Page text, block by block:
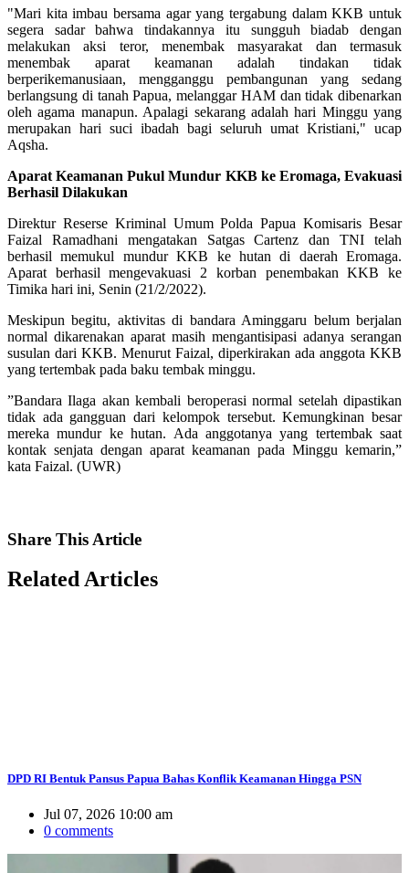
"Mari kita imbau bersama agar yang tergabung dalam KKB untuk
segera sadar bahwa tindakannya itu sungguh biadab dengan
melakukan aksi teror, menembak masyarakat dan termasuk
menembak aparat keamanan adalah tindakan tidak
berperikemanusiaan, mengganggu pembangunan yang sedang
berlangsung di tanah Papua, melanggar HAM dan tidak dibenarkan
oleh agama manapun. Apalagi sekarang adalah hari Minggu yang
merupakan hari suci ibadah bagi seluruh umat Kristiani," ucap
Aqsha.
Aparat Keamanan Pukul Mundur KKB ke Eromaga, Evakuasi
Berhasil Dilakukan
Direktur Reserse Kriminal Umum Polda Papua Komisaris Besar
Faizal Ramadhani mengatakan Satgas Cartenz dan TNI telah
berhasil memukul mundur KKB ke hutan di daerah Eromaga.
Aparat berhasil mengevakuasi 2 korban penembakan KKB ke
Timika hari ini, Senin (21/2/2022).
Meskipun begitu, aktivitas di bandara Aminggaru belum berjalan
normal dikarenakan aparat masih mengantisipasi adanya serangan
susulan dari KKB. Menurut Faizal, diperkirakan ada anggota KKB
yang tertembak pada baku tembak minggu.
”Bandara Ilaga akan kembali beroperasi normal setelah dipastikan
tidak ada gangguan dari kelompok tersebut. Kemungkinan besar
mereka mundur ke hutan. Ada anggotanya yang tertembak saat
kontak senjata dengan aparat keamanan pada Minggu kemarin,”
kata Faizal. (UWR)
Share This Article
RelatedArticles
DPD RI Bentuk Pansus Papua Bahas Konflik Keamanan Hingga PSN
Jul 07, 2026 10:00 am
0 comments